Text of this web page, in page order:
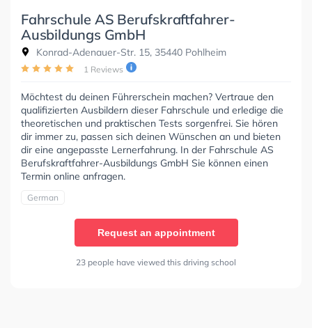
Fahrschule AS Berufskraftfahrer-
Ausbildungs GmbH
Konrad-Adenauer-Str. 15, 35440 Pohlheim
1 Reviews
Möchtest du deinen Führerschein machen? Vertraue den
qualifizierten Ausbildern dieser Fahrschule und erledige die
theoretischen und praktischen Tests sorgenfrei. Sie hören
dir immer zu, passen sich deinen Wünschen an und bieten
dir eine angepasste Lernerfahrung. In der Fahrschule AS
Berufskraftfahrer-Ausbildungs GmbH Sie können einen
Termin online anfragen.
German
Request an appointment
23 people have viewed this driving school